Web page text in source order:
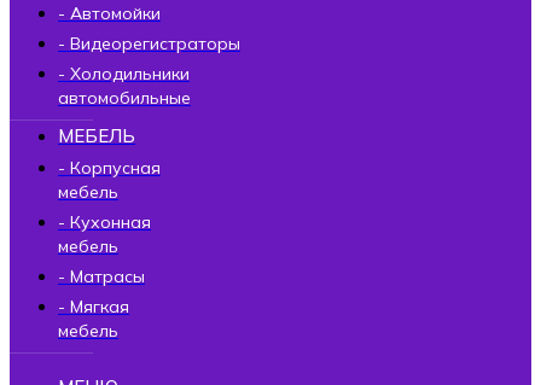
- Автомойки
- Видеорегистраторы
- Холодильники
автомобильные
МЕБЕЛЬ
- Корпусная
мебель
- Кухонная
мебель
- Матрасы
- Мягкая
мебель